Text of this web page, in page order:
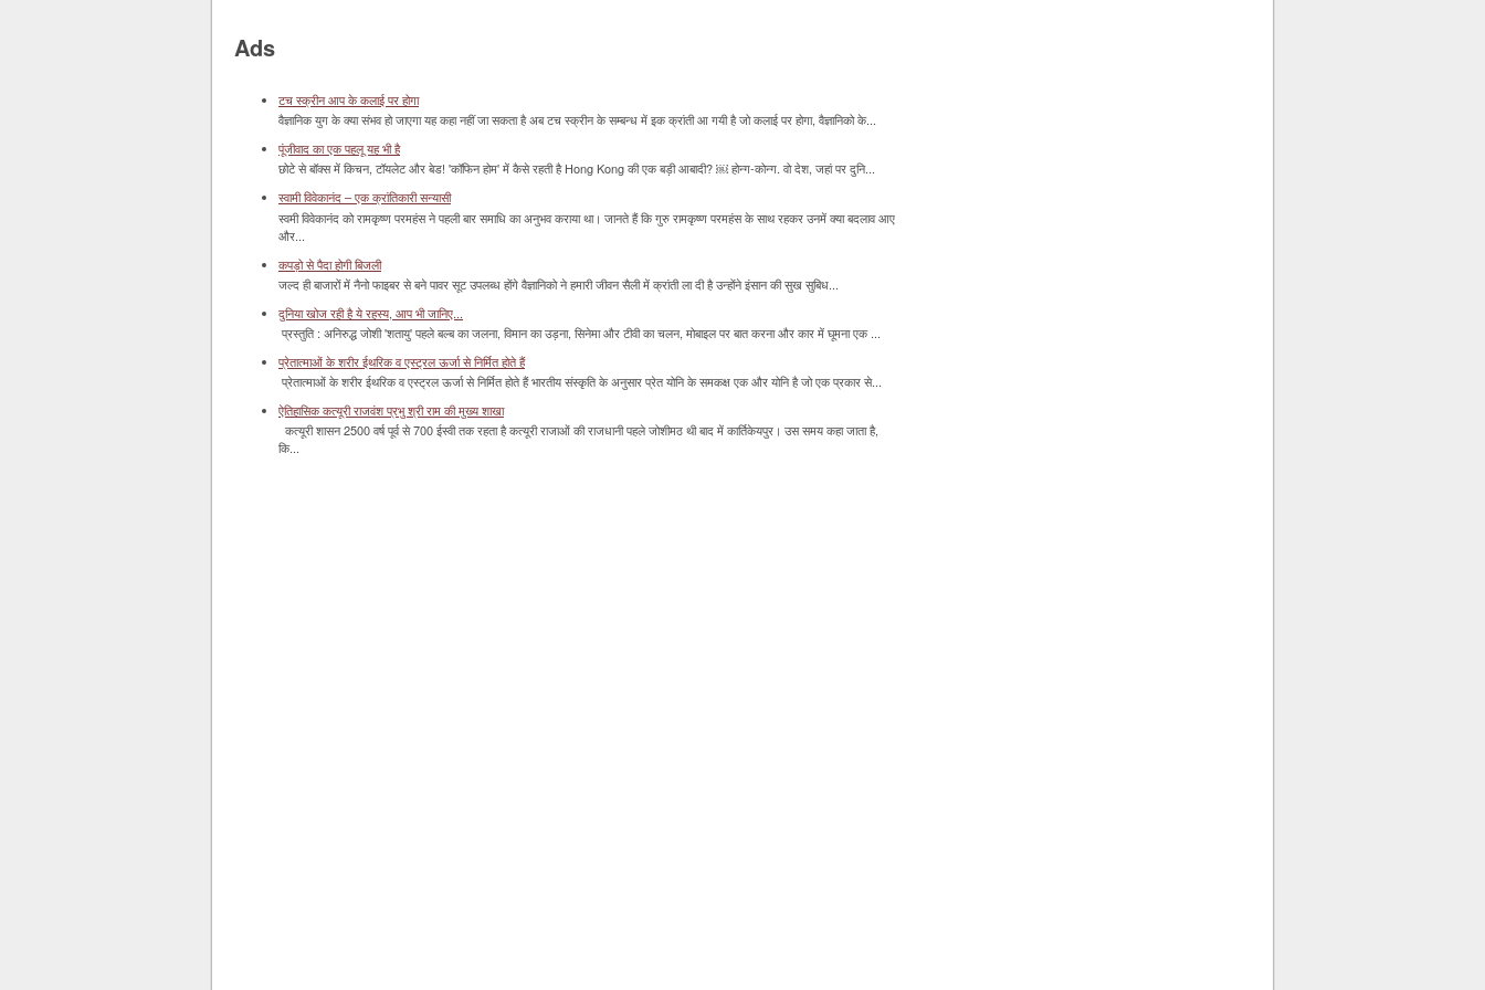
Ads
टच स्क्रीन आप के कलाई पर होगा
वैज्ञानिक युग के क्या संभव हो जाएगा यह कहा नहीं जा सकता है अब टच स्क्रीन के सम्बन्ध में इक क्रांती आ गयी है जो कलाई पर होगा, वैज्ञानिको के...
पूंजीवाद का एक पहलू यह भी है
छोटे से बॉक्‍स में किचन, टॉयलेट और बेड! 'कॉफिन होम' में कैसे रहती है Hong Kong की एक बड़ी आबादी? ￼ होन्ग-कोन्ग. वो देश, जहां पर दुनि...
स्वामी विवेकानंद – एक क्रांतिकारी सन्यासी
स्वमी विवेकानंद को रामकृष्ण परमहंस ने पहली बार समाधि का अनुभव कराया था। जानते हैं कि गुरु रामकृष्ण परमहंस के साथ रहकर उनमें क्या बदलाव आए
और...
कपड़ो से पैदा होगी बिजली
जल्द ही बाजारों में नैनो फाइबर से बने पावर सूट उपलब्ध होंगे वैज्ञानिको ने हमारी जीवन सैली में क्रांती ला दी है उन्होंने इंसान की सुख सुबिध...
दुनिया खोज रही है ये रहस्य, आप भी जानिए...
प्रस्तुति : अनिरुद्ध जोशी 'शतायु' पहले बल्ब का जलना, विमान का उड़ना, सिनेमा और टीवी का चलन, मोबाइल पर बात करना और कार में घूमना एक ...
प्रेतात्माओं के शरीर ईथरिक व एस्ट्रल ऊर्जा से निर्मित होते हैं
प्रेतात्माओं के शरीर ईथरिक व एस्ट्रल ऊर्जा से निर्मित होते हैं भारतीय संस्कृति के अनुसार प्रेत योनि के समकक्ष एक और योनि है जो एक प्रकार से...
ऐतिहासिक कत्यूरी राजवंश प्रभु श्री राम की मुख्य शाखा
कत्यूरी शासन 2500 वर्ष पूर्व से 700 ईस्वी तक रहता है कत्यूरी राजाओं की राजधानी पहले जोशीमठ थी बाद में कार्तिकेयपुर। उस समय कहा जाता है,
कि...